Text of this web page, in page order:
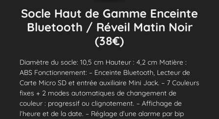
Socle Haut de Gamme Enceinte
Bluetooth / Réveil Matin Noir
(38€)
Diamètre du socle: 10,5 cm Hauteur : 4,2 cm Matière :
ABS Fonctionnement: – Enceinte Bluetooth, Lecteur de
Carte Micro SD et entrée auxiliaire Mini Jack. – 7 Couleurs
fixes + 2 modes automatiques de changement de
couleur : progressif ou clignotement. – Affichage de
l’heure et de la date. – Réglage d’une alarme par bip